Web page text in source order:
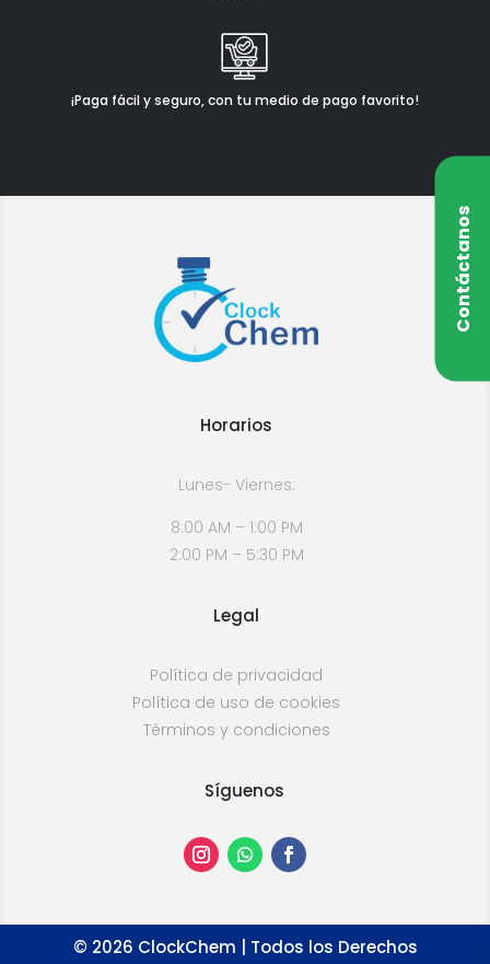
¡Paga fácil y seguro, con tu medio de pago favorito!
Contáctanos
Horarios
Lunes- Viernes:
8:00 AM – 1:00 PM
2:00 PM – 5:30 PM
Legal
Política de privacidad
Política de uso de cookies
Términos y condiciones
Síguenos
© 2026 ClockChem | Todos los Derechos